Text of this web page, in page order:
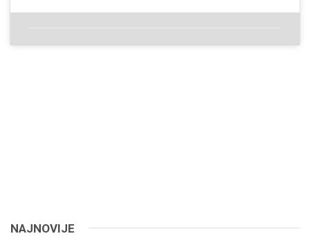
NAJNOVIJE